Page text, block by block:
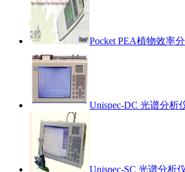
Pocket PEA植物效率
Unispec-DC 光谱分析
Unispec-SC 光谱分析